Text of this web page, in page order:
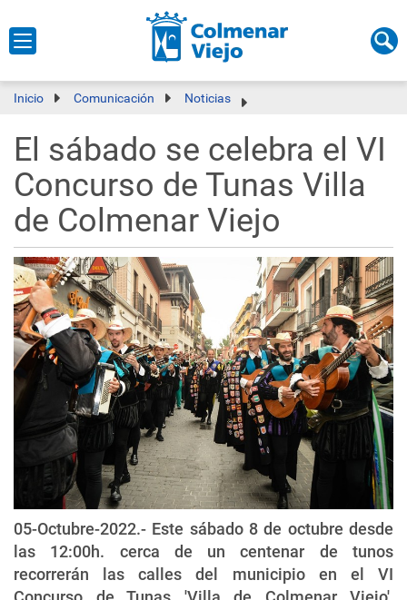
Inicio Comunicación Noticias
El sábado se celebra el VI
Concurso de Tunas Villa
de Colmenar Viejo
05-Octubre-2022.- Este sábado 8 de octubre desde
las 12:00h. cerca de un centenar de tunos
recorrerán las calles del municipio en el VI